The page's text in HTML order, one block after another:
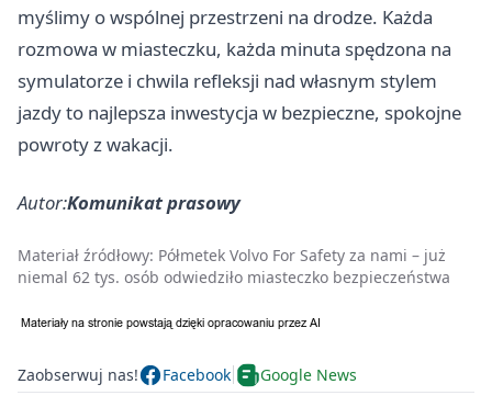
myślimy o wspólnej przestrzeni na drodze. Każda
rozmowa w miasteczku, każda minuta spędzona na
symulatorze i chwila refleksji nad własnym stylem
jazdy to najlepsza inwestycja w bezpieczne, spokojne
powroty z wakacji.
Autor:Komunikat prasowy
Materiał źródłowy: Półmetek Volvo For Safety za nami – już
niemal 62 tys. osób odwiedziło miasteczko bezpieczeństwa
Zaobserwuj nas! Facebook Google News